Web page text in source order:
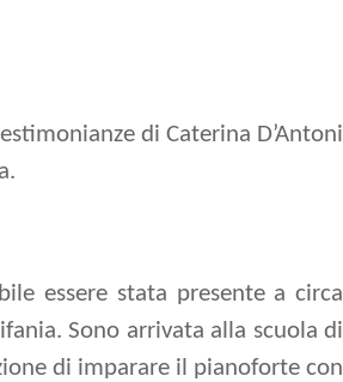
di Caterina D’Antoni
.
essere stata presente a circa
Sono arrivata alla scuola di
di imparare il pianoforte con